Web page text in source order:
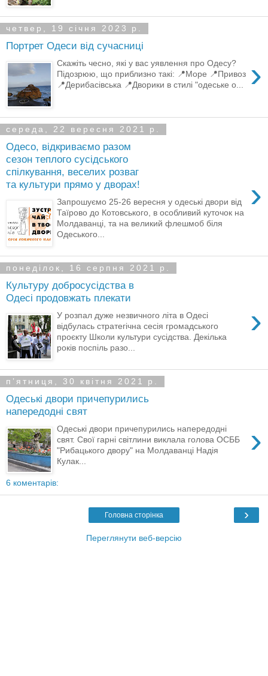
четвер, 19 січня 2023 р.
Портрет Одеси від сучасниці
›
Скажіть чесно, які у вас уявлення про Одесу?
Підозрюю, що приблизно такі: 📍Море 📍Привоз
📍Дерибасівська 📍Дворики в стилі "одеське о...
середа, 22 вересня 2021 р.
Одесо, відкриваємо разом
сезон теплого сусідського
спілкування, веселих розваг
та культури прямо у дворах!
›
Запрошуємо 25-26 вересня у одеські двори від
Таїрово до Котовського, в особливий куточок на
Молдаванці, та на великий флешмоб біля
Одеського...
понеділок, 16 серпня 2021 р.
Культуру добросусідства в
Одесі продовжать плекати
›
У розпал дуже незвичного літа в Одесі
відбулась стратегічна сесія громадського
проєкту Школи культури сусідства. Декілька
років поспіль разо...
пʼятниця, 30 квітня 2021 р.
Одеські двори причепурились
напередодні свят
›
Одеські двори причепурились напередодні
свят. Свої гарні світлини виклала голова ОСББ
"Рибацького двору" на Молдаванці Надія
Кулак...
6 коментарів:
›
Головна сторінка
Переглянути веб-версію